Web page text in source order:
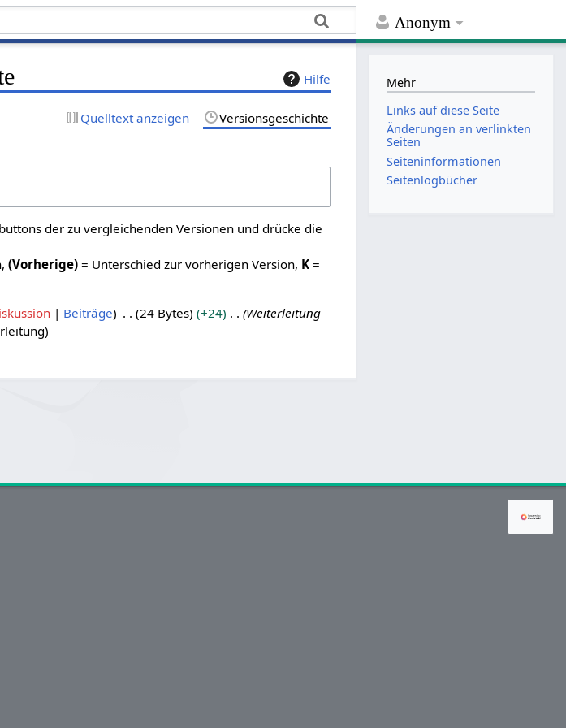
Anonym
Hilfe
Quelltext anzeigen Versionsgeschichte
der zu vergleichenden Versionen und drücke die
(Vorherige) = Unterschied zur vorherigen Version, K =
Beiträge 24 Bytes +24
Weiterleitung
Mehr
Links auf diese Seite
Änderungen an verlinkten
Seiten
Seiten­­informationen
Seitenlogbücher